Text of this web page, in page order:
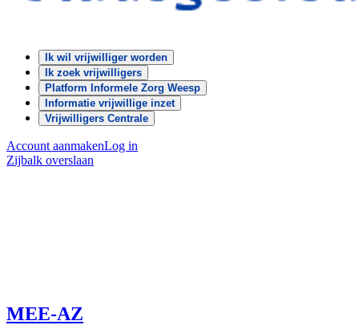
Ik wil vrijwilliger worden
Ik zoek vrijwilligers
Platform Informele Zorg Weesp
Informatie vrijwillige inzet
Vrijwilligers Centrale
Account aanmakenLog in
Zijbalk overslaan
MEE-AZ